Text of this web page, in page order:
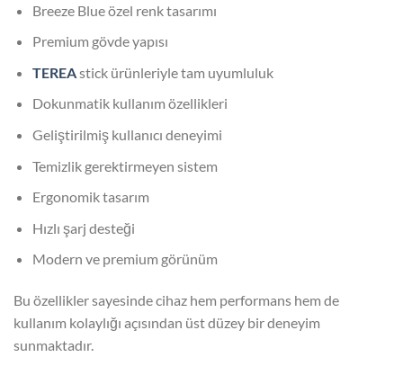
Breeze Blue özel renk tasarımı
Premium gövde yapısı
TEREAstick ürünleriyle tam uyumluluk
Dokunmatik kullanım özellikleri
Geliştirilmiş kullanıcı deneyimi
Temizlik gerektirmeyen sistem
Ergonomik tasarım
Hızlı şarj desteği
Modern ve premium görünüm
Bu özellikler sayesinde cihaz hem performans hem de
kullanım kolaylığı açısından üst düzey bir deneyim
sunmaktadır.